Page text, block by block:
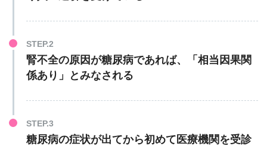
腎不全の原因が糖尿病であれば、「相当因果関
係あり」とみなされる
糖尿病の症状が出てから初めて医療機関を受診